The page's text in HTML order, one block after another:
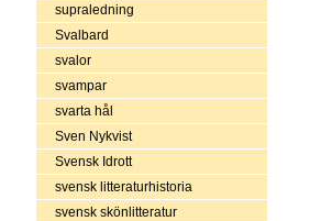
supraledning
Svalbard
svalor
svampar
svarta hål
Sven Nykvist
Svensk Idrott
svensk litteraturhistoria
svensk skönlitteratur